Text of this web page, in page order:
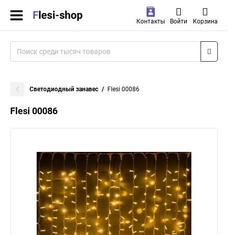
Контакты Войти Корзина
Светодиодный занавес Flesi 00086
Flesi 00086